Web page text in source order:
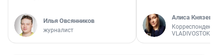
Илья Овсянников
журналист
Алиса Князева
Корреспондент